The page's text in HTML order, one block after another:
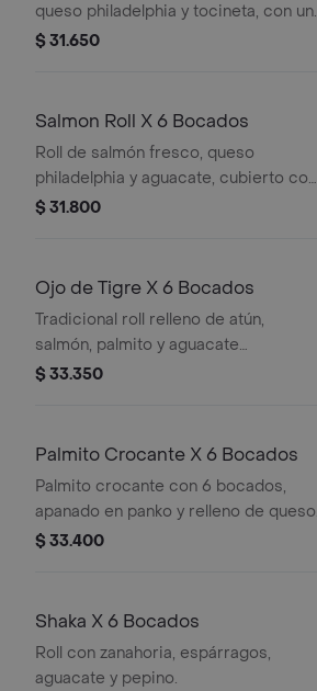
queso philadelphia y tocineta, con un
tope de salmón ahumado,salsa a base
$ 31.650
Salmon Roll X 6 Bocados
Roll de salmón fresco, queso
philadelphia y aguacate, cubierto con
semillas de sésamo. Incluye 6
$ 31.800
Ojo de Tigre X 6 Bocados
Tradicional roll relleno de atún,
salmón, palmito y aguacate
(levemente picante).
$ 33.350
Palmito Crocante X 6 Bocados
Palmito crocante con 6 bocados,
apanado en panko y relleno de queso
philadelphia, crab mix, plátano maduro
$ 33.400
Shaka X 6 Bocados
Roll con zanahoria, espárragos,
aguacate y pepino.